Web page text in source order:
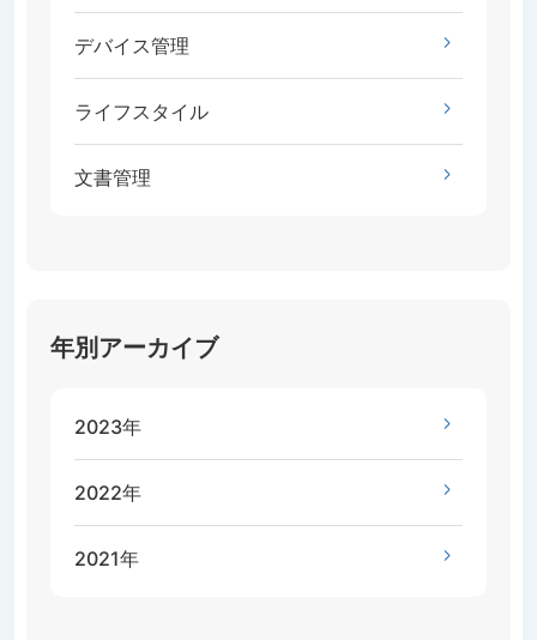
デバイス管理
ライフスタイル
文書管理
年別アーカイブ
2023年
2022年
2021年